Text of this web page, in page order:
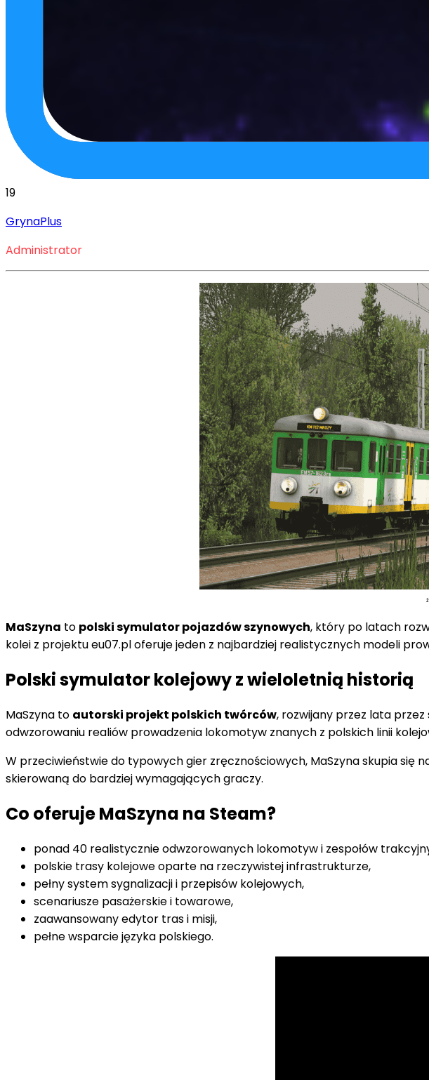
19
GrynaPlus
Administrator
MaSzyna to polski symulator pojazdów szynowych, który po latach
kolei z projektu eu07.pl oferuje jeden z najbardziej realistycznych modeli
Polski symulator kolejowy z wieloletnią historią
MaSzyna to autorski projekt polskich twórców, rozwijany przez lata przez
odwzorowaniu realiów prowadzenia lokomotyw znanych z polskich linii
W przeciwieństwie do typowych gier zręcznościowych, MaSzyna skupia się
skierowaną do bardziej wymagających graczy.
Co oferuje MaSzyna na Steam?
ponad 40 realistycznie odwzorowanych lokomotyw i zespołów
polskie trasy kolejowe oparte na rzeczywistej infrastrukturze,
pełny system sygnalizacji i przepisów kolejowych,
scenariusze pasażerskie i towarowe,
zaawansowany edytor tras i misji,
pełne wsparcie języka polskiego.